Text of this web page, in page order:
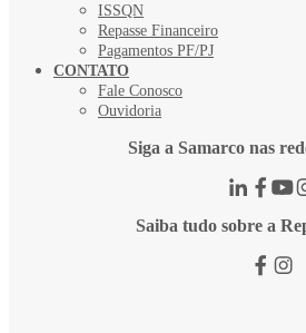
ISSQN
Repasse Financeiro
Pagamentos PF/PJ
CONTATO
Fale Conosco
Ouvidoria
Siga a Samarco nas
Saiba tudo sobre a